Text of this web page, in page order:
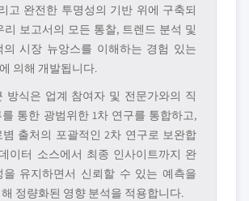
고 완전한 투명성의 기반 위에 구축되
리 보고서의 모든 통찰, 트렌드 분석 및
의 시장 뉴앙스를 이해하는 경험 있는
의해 개발됩니다.
방식은 업계 참여자 및 전문가와의 직
통한 광범위한 1차 연구를 통합하고,
출처의 포괄적인 2차 연구로 보완합
이터 소스에서 최종 인사이트까지 완
을 유지하면서 신뢰할 수 있는 예측을
정량화된 영향 분석을 적용합니다.